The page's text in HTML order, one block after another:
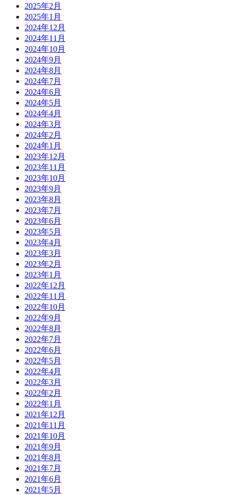
2025年2月
2025年1月
2024年12月
2024年11月
2024年10月
2024年9月
2024年8月
2024年7月
2024年6月
2024年5月
2024年4月
2024年3月
2024年2月
2024年1月
2023年12月
2023年11月
2023年10月
2023年9月
2023年8月
2023年7月
2023年6月
2023年5月
2023年4月
2023年3月
2023年2月
2023年1月
2022年12月
2022年11月
2022年10月
2022年9月
2022年8月
2022年7月
2022年6月
2022年5月
2022年4月
2022年3月
2022年2月
2022年1月
2021年12月
2021年11月
2021年10月
2021年9月
2021年8月
2021年7月
2021年6月
2021年5月